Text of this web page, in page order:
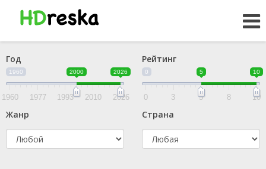
Год
1960 2000 2026
1960 1977 1993 2010 2026
Рейтинг
0 5 10
0 3 5 8 10
Жанр Страна